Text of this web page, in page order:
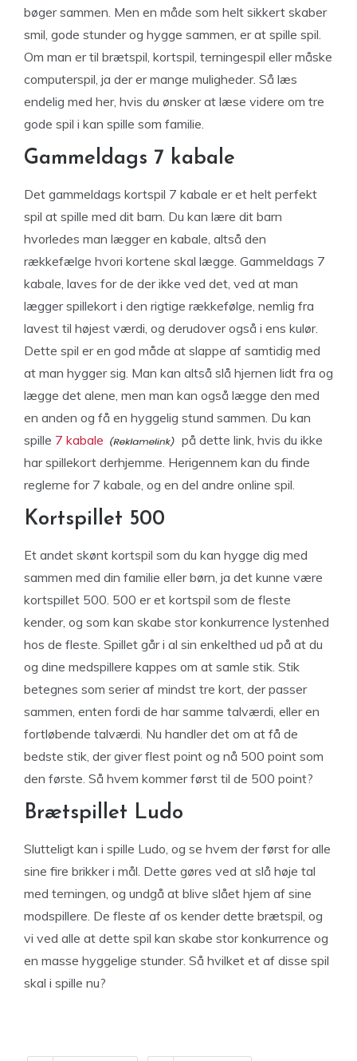
bøger sammen. Men en måde som helt sikkert skaber
smil, gode stunder og hygge sammen, er at spille spil.
Om man er til brætspil, kortspil, terningespil eller måske
computerspil, ja der er mange muligheder. Så læs
endelig med her, hvis du ønsker at læse videre om tre
gode spil i kan spille som familie.
Gammeldags 7 kabale
Det gammeldags kortspil 7 kabale er et helt perfekt
spil at spille med dit barn. Du kan lære dit barn
hvorledes man lægger en kabale, altså den
rækkefælge hvori kortene skal lægge. Gammeldags 7
kabale, laves for de der ikke ved det, ved at man
lægger spillekort i den rigtige rækkefølge, nemlig fra
lavest til højest værdi, og derudover også i ens kulør.
Dette spil er en god måde at slappe af samtidig med
at man hygger sig. Man kan altså slå hjernen lidt fra og
lægge det alene, men man kan også lægge den med
en anden og få en hyggelig stund sammen. Du kan
spille 7 kabale
på dette link, hvis du ikke
har spillekort derhjemme. Herigennem kan du finde
reglerne for 7 kabale, og en del andre online spil.
Kortspillet 500
Et andet skønt kortspil som du kan hygge dig med
sammen med din familie eller børn, ja det kunne være
kortspillet 500. 500 er et kortspil som de fleste
kender, og som kan skabe stor konkurrence lystenhed
hos de fleste. Spillet går i al sin enkelthed ud på at du
og dine medspillere kappes om at samle stik. Stik
betegnes som serier af mindst tre kort, der passer
sammen, enten fordi de har samme talværdi, eller en
fortløbende talværdi. Nu handler det om at få de
bedste stik, der giver flest point og nå 500 point som
den første. Så hvem kommer først til de 500 point?
Brætspillet Ludo
Slutteligt kan i spille Ludo, og se hvem der først for alle
sine fire brikker i mål. Dette gøres ved at slå høje tal
med terningen, og undgå at blive slået hjem af sine
modspillere. De fleste af os kender dette brætspil, og
vi ved alle at dette spil kan skabe stor konkurrence og
en masse hyggelige stunder. Så hvilket et af disse spil
skal i spille nu?